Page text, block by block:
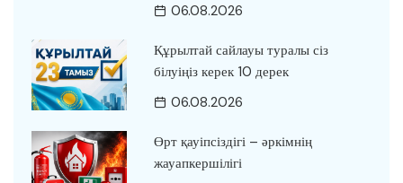
06.08.2026
Құрылтай сайлауы туралы сіз
білуіңіз керек 10 дерек
06.08.2026
Өрт қауіпсіздігі – әркімнің
жауапкершілігі